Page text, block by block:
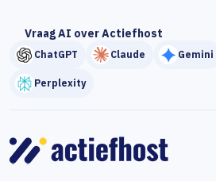
Vraag AI over Actiefhost
ChatGPT Claude Gemini
Perplexity